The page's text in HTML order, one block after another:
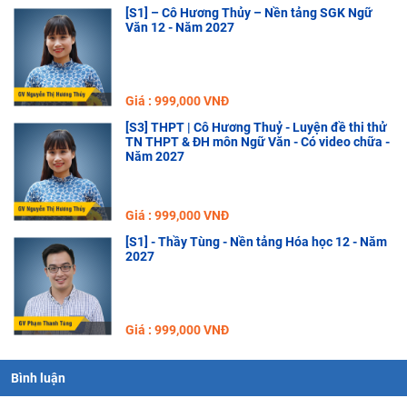
[S1] – Cô Hương Thủy – Nền tảng SGK Ngữ
Văn 12 - Năm 2027
Giá : 999,000 VNĐ
[S3] THPT | Cô Hương Thuỷ - Luyện đề thi thử
TN THPT & ĐH môn Ngữ Văn - Có video chữa -
Năm 2027
Giá : 999,000 VNĐ
[S1] - Thầy Tùng - Nền tảng Hóa học 12 - Năm
2027
Giá : 999,000 VNĐ
Bình luận